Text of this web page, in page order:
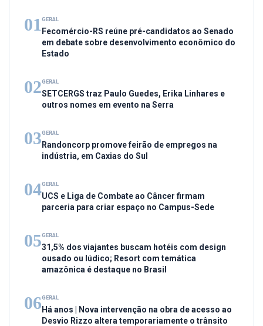
01 GERAL
Fecomércio-RS reúne pré-candidatos ao Senado
em debate sobre desenvolvimento econômico do
Estado
02GERAL
SETCERGS traz Paulo Guedes, Erika Linhares e
outros nomes em evento na Serra
03GERAL
Randoncorp promove feirão de empregos na
indústria, em Caxias do Sul
04GERAL
UCS e Liga de Combate ao Câncer firmam
parceria para criar espaço no Campus-Sede
05GERAL
31,5% dos viajantes buscam hotéis com design
ousado ou lúdico; Resort com temática
amazônica é destaque no Brasil
06GERAL
Há anos | Nova intervenção na obra de acesso ao
Desvio Rizzo altera temporariamente o trânsito